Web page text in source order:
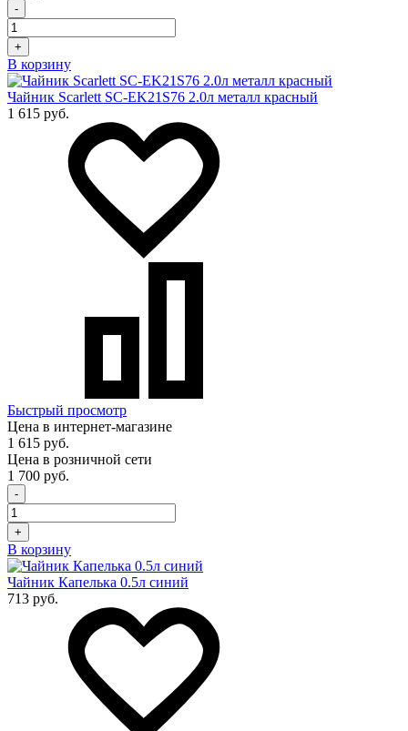
-
+
В корзину
Чайник Scarlett SC-EK21S76 2.0л металл красный
1 615 руб.
Быстрый просмотр
Цена в интернет-магазине
1 615 руб.
Цена в розничной сети
1 700 руб.
-
+
В корзину
Чайник Капелька 0.5л синий
713 руб.